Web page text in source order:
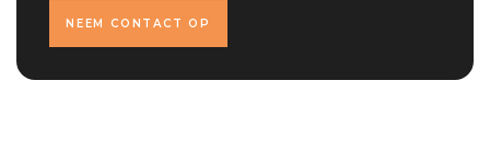
NEEM CONTACT OP